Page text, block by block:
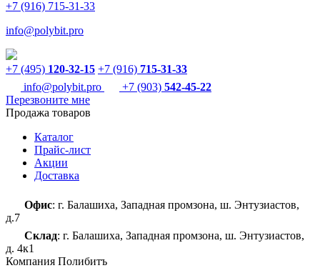
+7 (916) 715-31-33
info@polybit.pro
+7 (495) 120-32-15 +7 (916) 715-31-33
info@polybit.pro
+7 (903) 542-45-22
Перезвоните мне
Продажа товаров
Каталог
Прайс-лист
Акции
Доставка
Офис: г. Балашиха, Западная промзона, ш. Энтузиастов,
д.7
Склад: г. Балашиха, Западная промзона, ш. Энтузиастов,
д. 4к1
Компания Полибитъ